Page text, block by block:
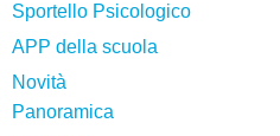
Sportello Psicologico
APP della scuola
Novità
Panoramica